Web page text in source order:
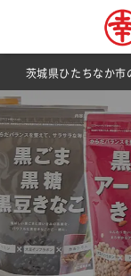
茨城県ひたちなか